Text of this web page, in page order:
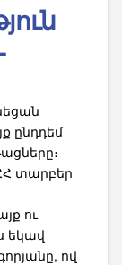
ընդդեմ
տարբեր
ու
եկավ
ով